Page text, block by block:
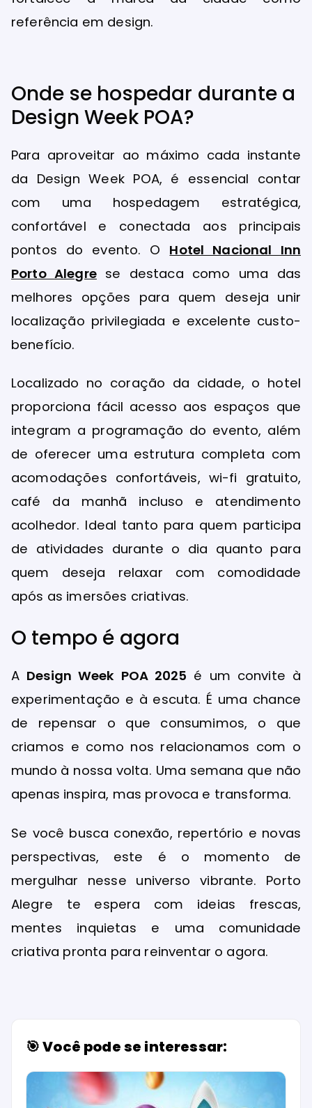
referência em design.
Onde se hospedar durante a
Design Week POA?
Para aproveitar ao máximo cada instante
com uma hospedagem estratégica,
confortável e conectada aos principais
pontos do evento. O
Hotel Nacional Inn
se destaca como uma das
melhores opções para quem deseja unir
Localizado no coração da cidade, o hotel
proporciona fácil acesso aos espaços que
de oferecer uma estrutura completa com
acomodações confortáveis, wi-fi gratuito,
café da manhã incluso e atendimento
acolhedor. Ideal tanto para quem participa
de atividades durante o dia quanto para
quem deseja relaxar com comodidade
após as imersões criativas.
O tempo é agora
A Design Week POA 2025
experimentação e à escuta. É uma chance
de repensar o que consumimos, o que
criamos e como nos relacionamos com o
mundo à nossa volta. Uma semana que não
perspectivas, este é o momento de
mergulhar nesse universo vibrante. Porto
Alegre te espera com ideias frescas,